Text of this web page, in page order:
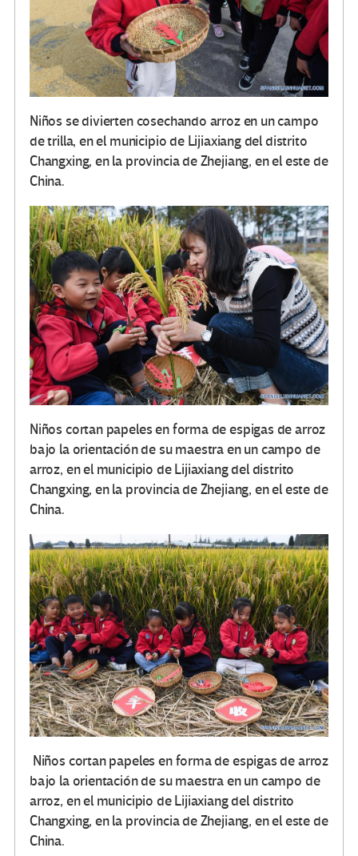
Niños se divierten cosechando arroz en un campo
de trilla, en el municipio de Lijiaxiang del distrito
Changxing, en la provincia de Zhejiang, en el este de
China.
Niños cortan papeles en forma de espigas de arroz
bajo la orientación de su maestra en un campo de
arroz, en el municipio de Lijiaxiang del distrito
Changxing, en la provincia de Zhejiang, en el este de
China.
Niños cortan papeles en forma de espigas de arroz
bajo la orientación de su maestra en un campo de
arroz, en el municipio de Lijiaxiang del distrito
Changxing, en la provincia de Zhejiang, en el este de
China.